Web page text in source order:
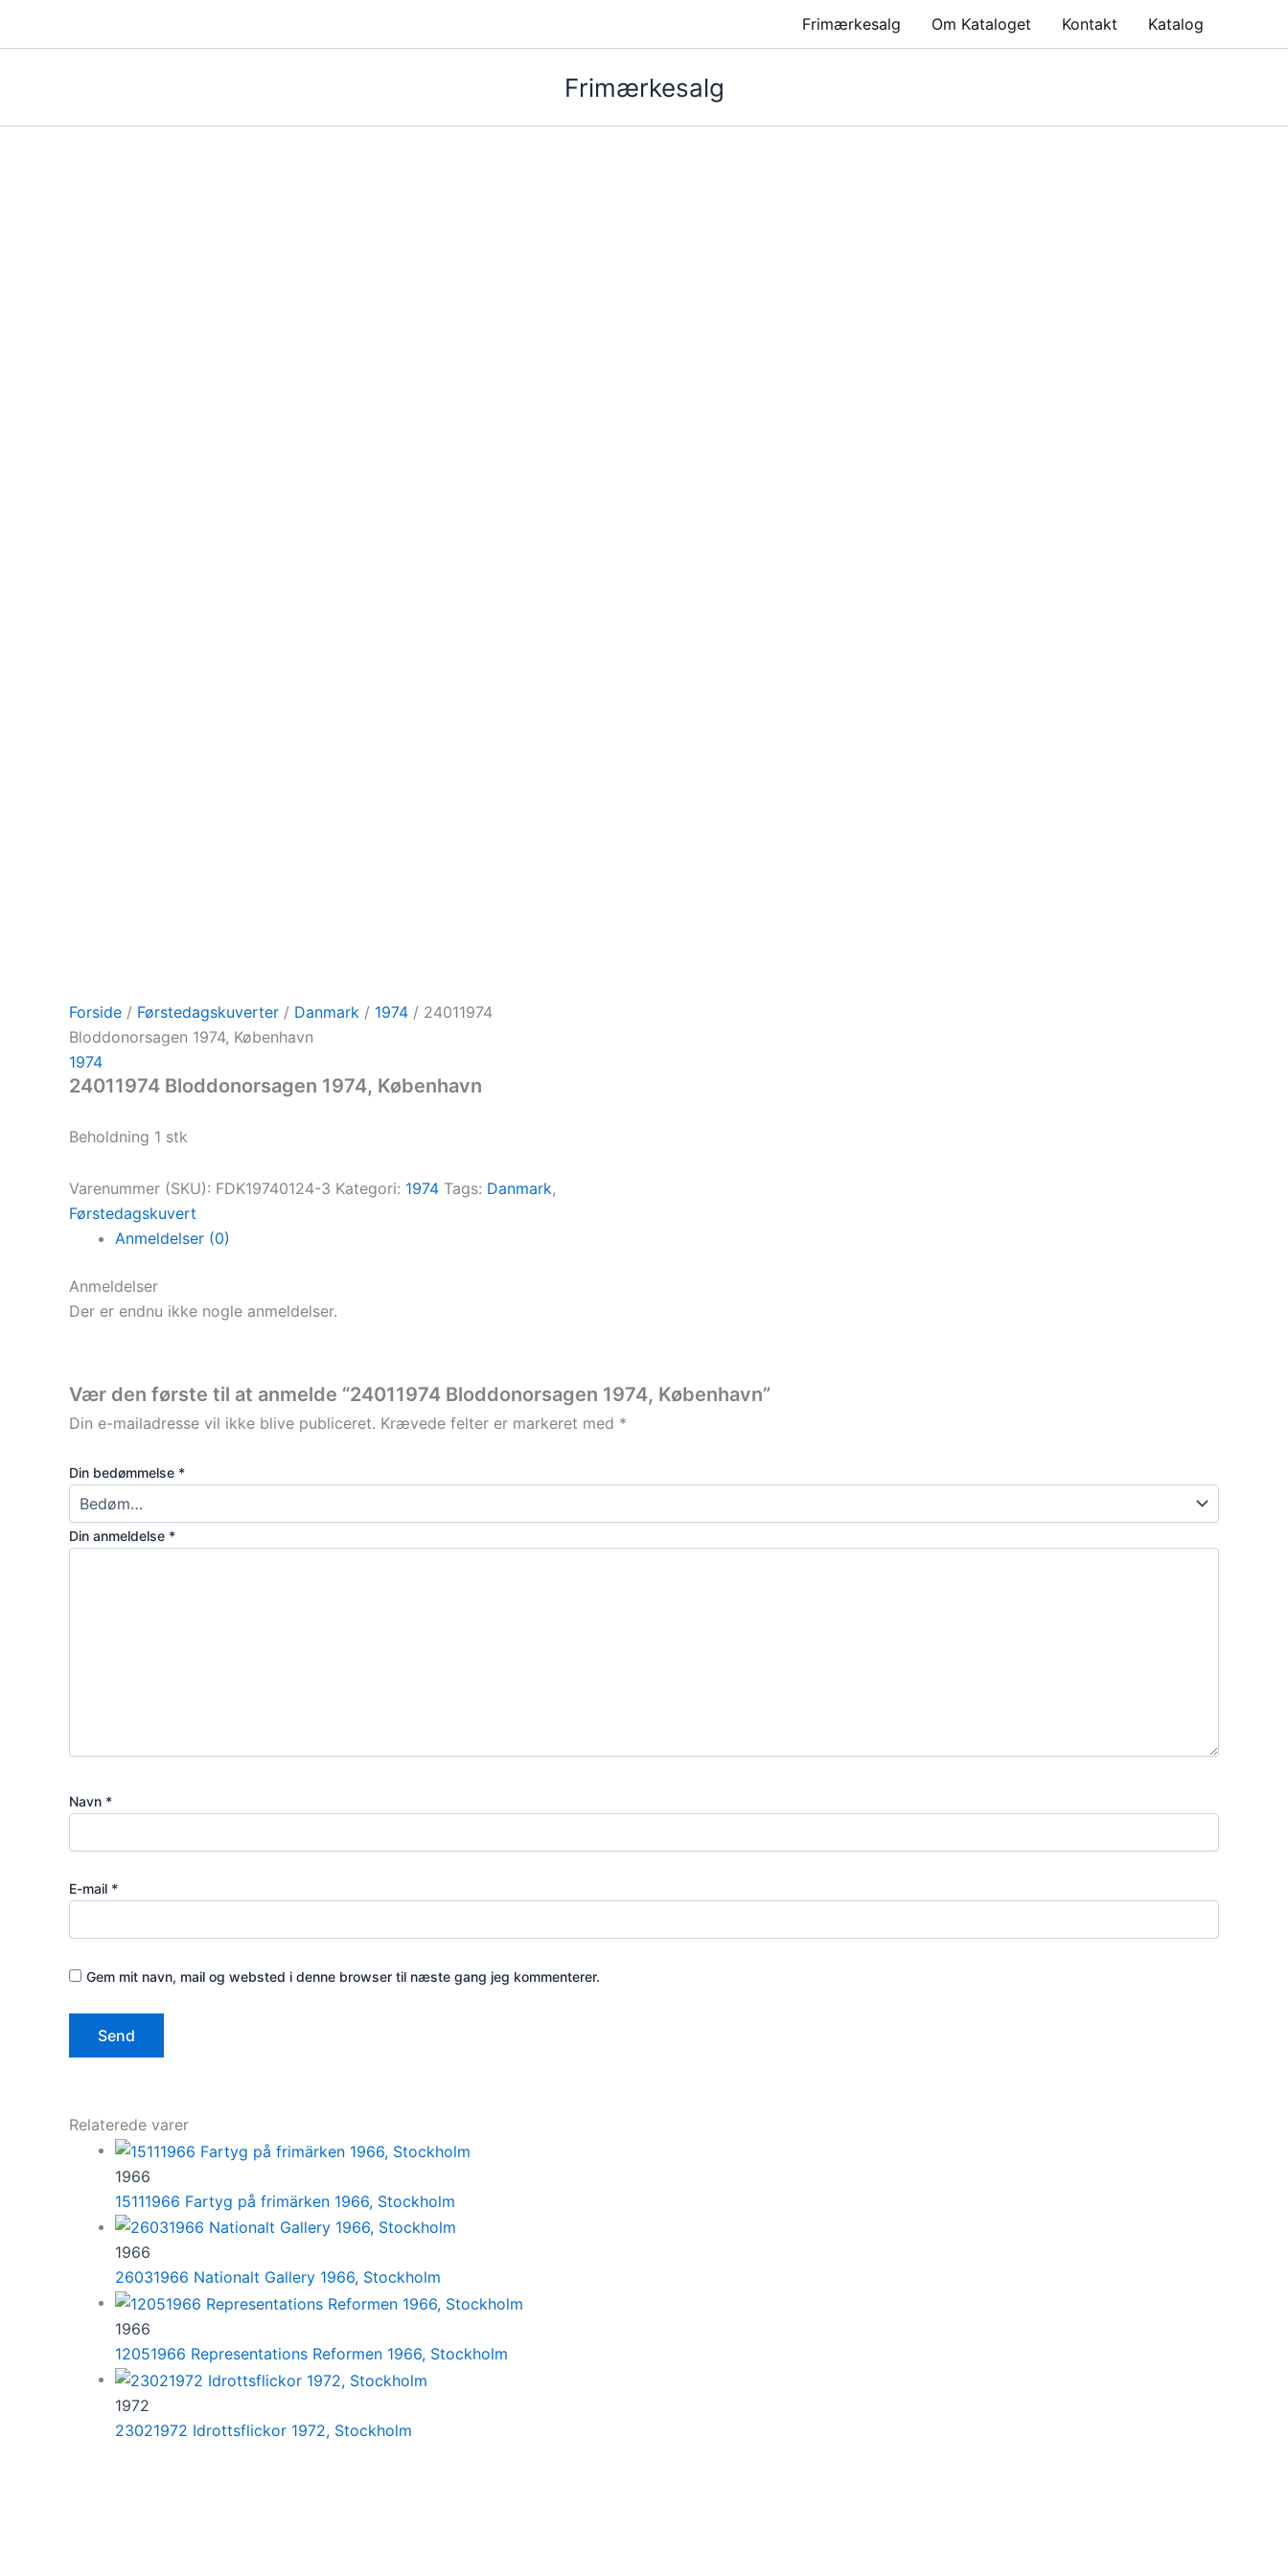
Frimærkesalg Om Kataloget Kontakt Katalog
Frimærkesalg
Forside / Førstedagskuverter / Danmark / 1974 / 24011974
Bloddonorsagen 1974, København
1974
24011974 Bloddonorsagen 1974, København
Beholdning 1 stk
Varenummer (SKU): FDK19740124-3 Kategori: 1974 Tags: Danmark,
Førstedagskuvert
Anmeldelser (0)
Anmeldelser
Der er endnu ikke nogle anmeldelser.
Vær den første til at anmelde “24011974 Bloddonorsagen 1974, København”
Din e-mailadresse vil ikke blive publiceret. Krævede felter er markeret med *
Din bedømmelse *
Din anmeldelse *
Navn *
E-mail *
Gem mit navn, mail og websted i denne browser til næste gang jeg kommenterer.
Relaterede varer
1966
15111966 Fartyg på frimärken 1966, Stockholm
1966
26031966 Nationalt Gallery 1966, Stockholm
1966
12051966 Representations Reformen 1966, Stockholm
1972
23021972 Idrottsflickor 1972, Stockholm